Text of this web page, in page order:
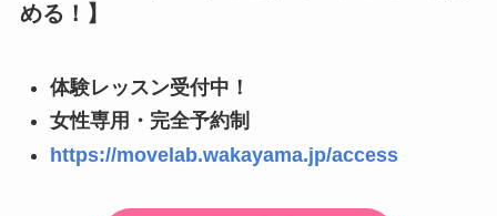
める！】
体験レッスン受付中！
女性専用・完全予約制
https://movelab.wakayama.jp/access